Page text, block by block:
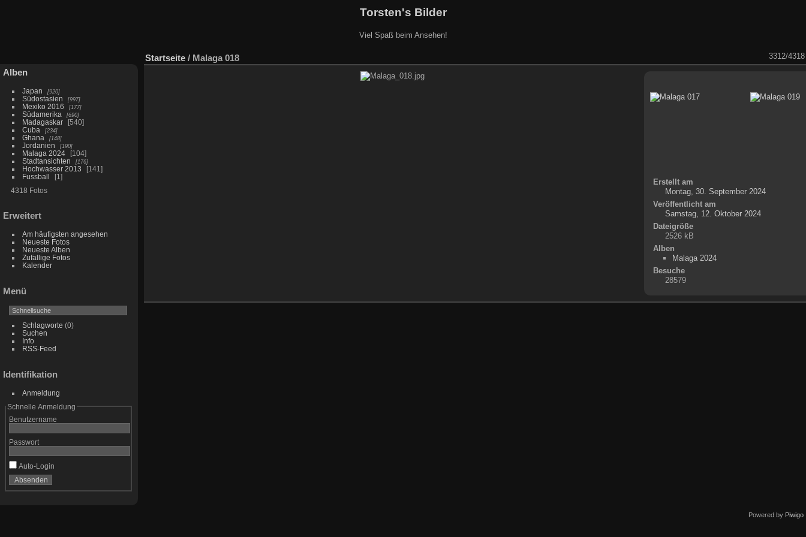
Torsten's Bilder
Viel Spaß beim Ansehen!
Alben
Japan 920
Südostasien 997
Mexiko 2016 177
Südamerika 690
Madagaskar
540
Cuba
234
Ghana 148
Jordanien 190
Malaga 2024
104
Stadtansichten
176
Hochwasser 2013
141
Fussball
1
4318 Fotos
Erweitert
Am häufigsten angesehen
Neueste Fotos
Neueste Alben
Zufällige Fotos
Kalender
Menü
Schlagworte (0)
Suchen
Info
RSS-Feed
Identifikation
Anmeldung
Schnelle Anmeldung
Benutzername
Passwort
Auto-Login
Startseite / Malaga 018 3312/4318
Erstellt am
Montag, 30. September 2024
Veröffentlicht am
Samstag, 12. Oktober 2024
Dateigröße
2526 kB
Alben
Malaga 2024
Besuche
28579
Powered by Piwigo